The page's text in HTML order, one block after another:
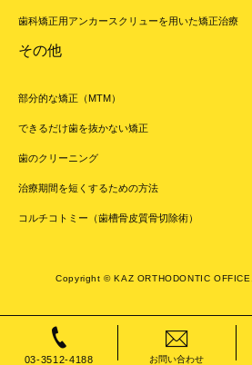
歯科矯正用アンカースクリューを用いた矯正治療
その他
部分的な矯正（MTM）
できるだけ歯を抜かない矯正
歯のクリーニング
治療期間を短くするための方法
コルチコトミー（歯槽骨皮質骨切除術）
Copyright © KAZ ORTHODONTIC
03-3512-4188 お問い合わせ